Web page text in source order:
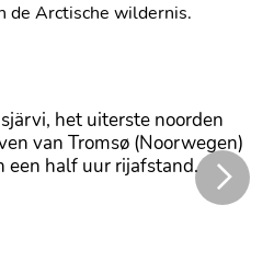
de Arctische wildernis.
het uiterste noorden
van Tromsø (Noorwegen)
een half uur rijafstand.